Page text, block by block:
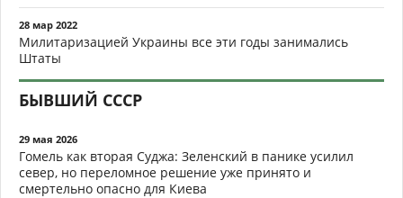
28 мар 2022
Милитаризацией Украины все эти годы занимались
Штаты
БЫВШИЙ СССР
29 мая 2026
Гомель как вторая Суджа: Зеленский в панике усилил
север, но переломное решение уже принято и
смертельно опасно для Киева